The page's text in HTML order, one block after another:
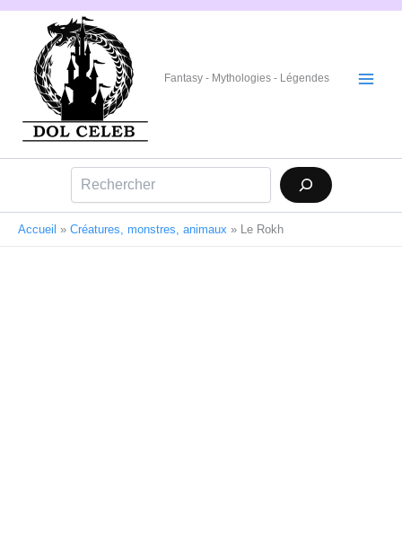
Aller
Fantasy - Mythologies - Légendes
Accueil » Créatures, monstres, animaux » Le Rokh